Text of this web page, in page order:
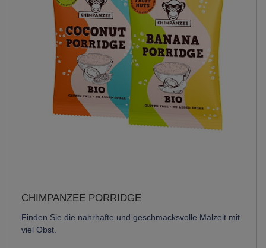
CHIMPANZEE PORRIDGE
Finden Sie die nahrhafte und geschmacksvolle Malzeit mit
viel Obst.